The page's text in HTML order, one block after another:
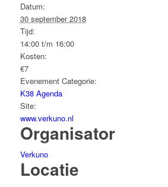
Datum:
30 september 2018
Tijd:
14:00 t/m 16:00
Kosten:
€7
Evenement Categorie:
K38 Agenda
Site:
www.verkuno.nl
Organisator
Verkuno
Locatie